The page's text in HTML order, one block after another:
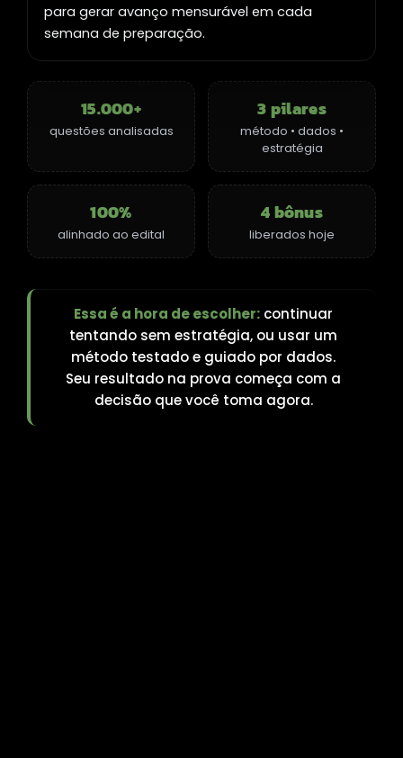
para gerar avanço mensurável em cada
semana de preparação.
15.000+
questões analisadas
3 pilares
método • dados •
estratégia
100%
alinhado ao edital
4 bônus
liberados hoje
Essa é a hora de escolher: continuar
tentando sem estratégia, ou usar um
método testado e guiado por dados.
Seu resultado na prova começa com a
decisão que você toma agora.